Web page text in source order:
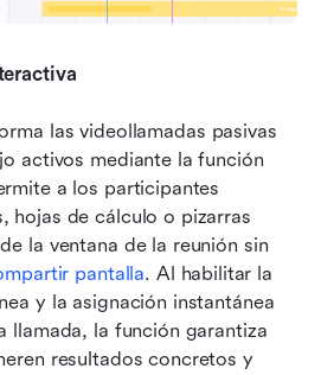
las videollamadas pasivas
a los participantes
hojas de cálculo o pizarras
la ventana de la reunión sin
pantalla. Al habilitar la
y la asignación instantánea
llamada, la función garantiza
resultados concretos y